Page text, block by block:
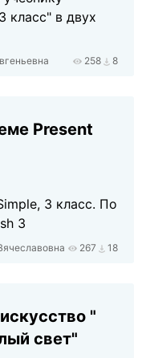
класс" в двух
258 8
Present
3 класс. По
3
267 18
"
свет"